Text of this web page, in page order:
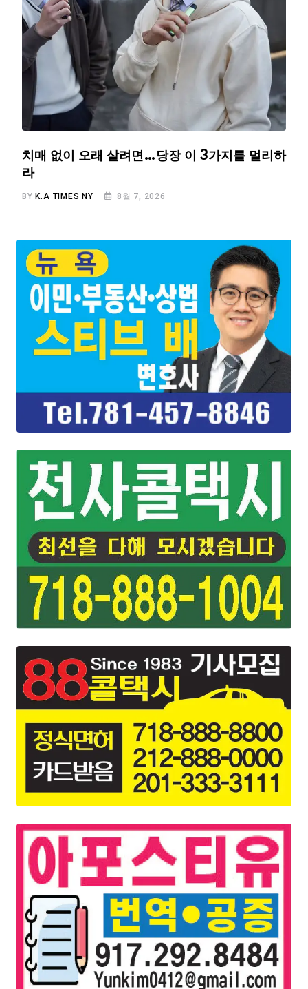
치매 없이 오래 살려면…당장 이 3가지를 멀리하
라
BYK.A TIMES NY 8월 7, 2026